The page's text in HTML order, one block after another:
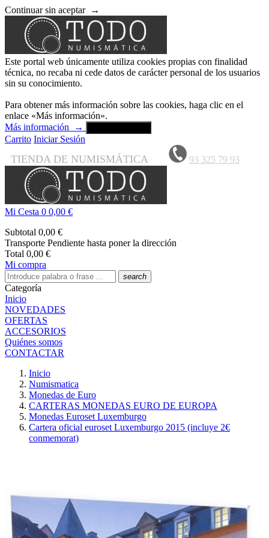
Continuar sin aceptar →
Este portal web únicamente utiliza cookies propias con finalidad
técnica, no recaba ni cede datos de carácter personal de los usuarios
sin su conocimiento.
Para obtener más información sobre las cookies, haga clic en el
enlace «Más información».
Más información
→
Carrito Iniciar Sesión
TIENDA DE NUMISMÁTICA 93 325 79 93
Mi Cesta 0 0,00 €
Subtotal 0,00 €
Transporte Pendiente hasta poner la dirección
Total 0,00 €
Mi compra
search
Categoría
Inicio
NOVEDADES
OFERTAS
ACCESORIOS
Quiénes somos
CONTACTAR
Inicio
Numismatica
Monedas de Euro
CARTERAS MONEDAS EURO DE EUROPA
Monedas Euroset Luxemburgo
Cartera oficial euroset Luxemburgo 2015 (incluye 2€
conmemorat)